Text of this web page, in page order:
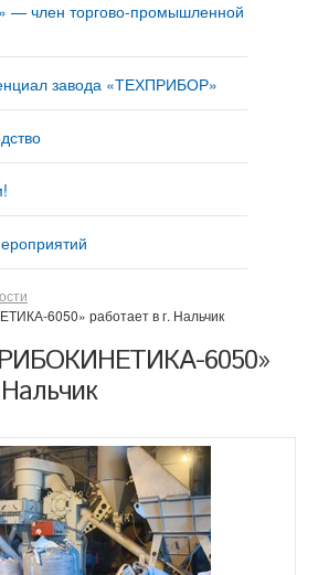
член торгово-промышленной
завода «ТЕХПРИБОР»
6050» работает в г. Нальчик
6050»